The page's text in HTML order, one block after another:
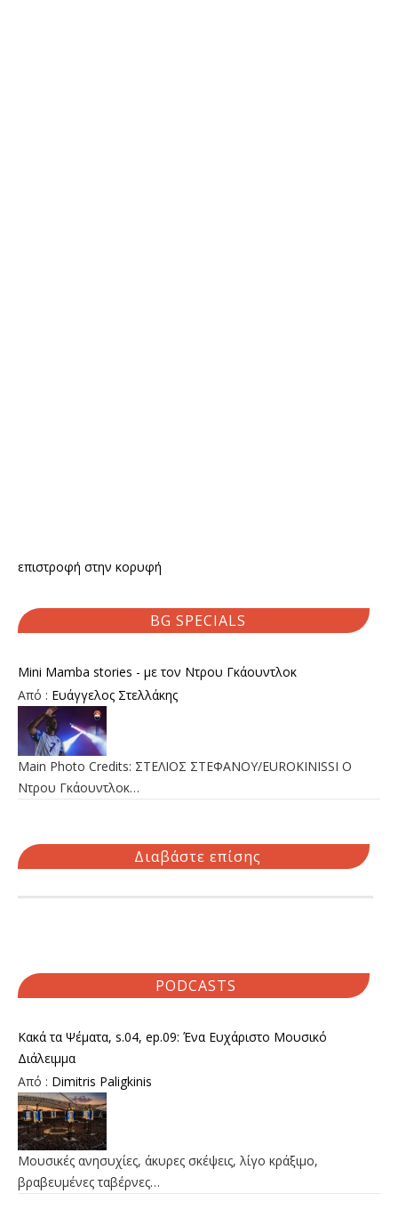
επιστροφή στην κορυφή
BG SPECIALS
Mini Mamba stories - με τον Ντρου Γκάουντλοκ
Από : Ευάγγελος Στελλάκης
Main Photo Credits: ΣΤΕΛΙΟΣ ΣΤΕΦΑΝΟΥ/EUROKINISSI Ο
Ντρου Γκάουντλοκ…
Διαβάστε επίσης
PODCASTS
Κακά τα Ψέματα, s.04, ep.09: Ένα Ευχάριστο Μουσικό
Διάλειμμα
Από : Dimitris Paligkinis
Μουσικές ανησυχίες, άκυρες σκέψεις, λίγο κράξιμο,
βραβευμένες ταβέρνες…